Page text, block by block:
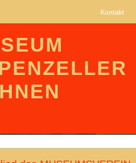
Kontakt